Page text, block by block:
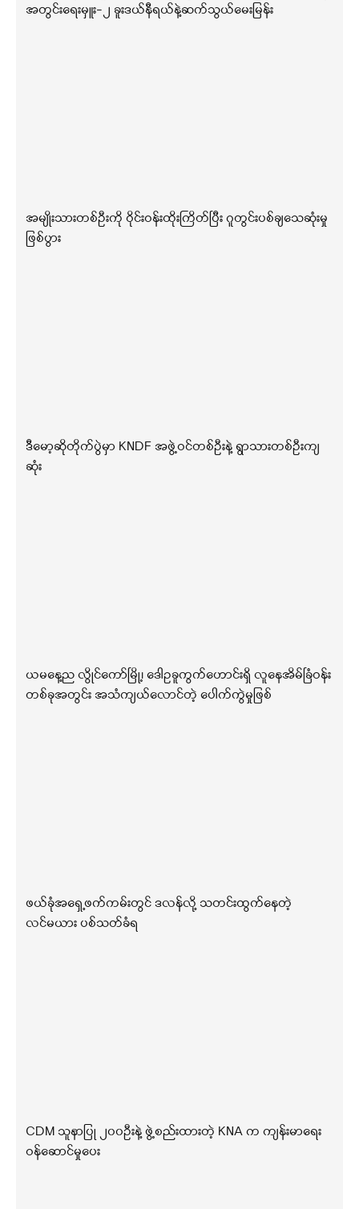
အတွင်းရေးမှူး-၂ ခူးဒယ်နီရယ်နဲ့ဆက်သွယ်မေးမြန်း
အမျိုးသားတစ်ဦးကို ဝိုင်းဝန်းထိုးကြိတ်ပြီး ဂူတွင်းပစ်ချသေဆုံးမှု
ဖြစ်ပွား
ဒီမော့ဆိုတိုက်ပွဲမှာ KNDF အဖွဲ့ဝင်တစ်ဦးနဲ့ ရွာသားတစ်ဦးကျ
ဆုံး
ယမနေ့ည လွိုင်ကော်မြို့၊ ဒေါဥခူကွက်ဟောင်းရှိ လူနေအိမ်ခြံဝန်း
တစ်ခုအတွင်း အသံကျယ်လောင်တဲ့ ပေါက်ကွဲမှုဖြစ်
ဖယ်ခုံအရှေ့ဖက်ကမ်းတွင် ဒလန်လို့ သတင်းထွက်နေတဲ့
လင်မယား ပစ်သတ်ခံရ
CDM သူနာပြု ၂၀၀ဦးနဲ့ ဖွဲ့စည်းထားတဲ့ KNA က ကျန်းမာရေး
ဝန်ဆောင်မှုပေး